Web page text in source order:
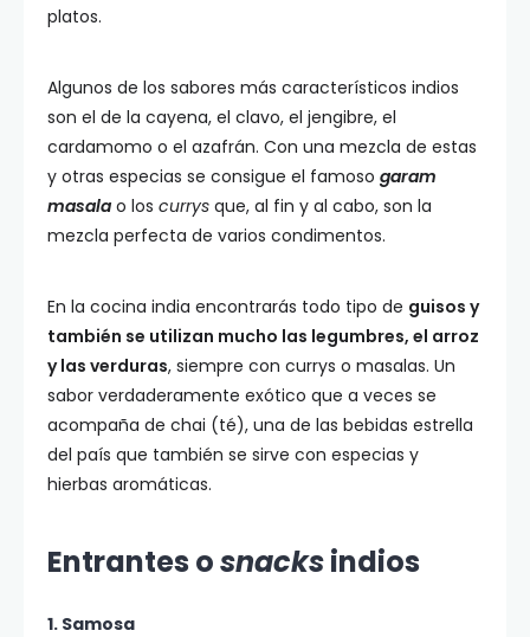
platos.
Algunos de los sabores más característicos indios
son el de la cayena, el clavo, el jengibre, el
cardamomo o el azafrán. Con una mezcla de estas
y otras especias se consigue el famoso garam
masala o los currys que, al fin y al cabo, son la
mezcla perfecta de varios condimentos.
En la cocina india encontrarás todo tipo de guisos y
también se utilizan mucho las legumbres, el arroz
y las verduras, siempre con currys o masalas. Un
sabor verdaderamente exótico que a veces se
acompaña de chai (té), una de las bebidas estrella
del país que también se sirve con especias y
hierbas aromáticas.
Entrantes osnacksindios
1. Samosa